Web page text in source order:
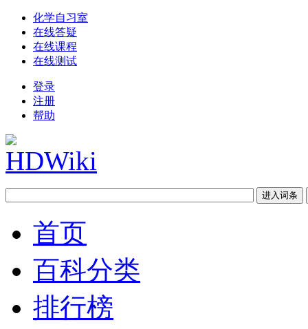
化学自习室
在线答疑
在线课程
在线测试
登录
注册
帮助
首页
百科分类
排行榜